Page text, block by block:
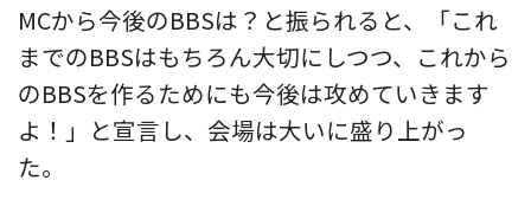
MCから今後のBBSは？と振られると、「これ
までのBBSはもちろん大切にしつつ、これから
のBBSを作るためにも今後は攻めていきます
よ！」と宣言し、会場は大いに盛り上がっ
た。